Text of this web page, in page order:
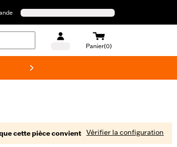
Panier(0)
cette pièce convient Vérifier la configuration